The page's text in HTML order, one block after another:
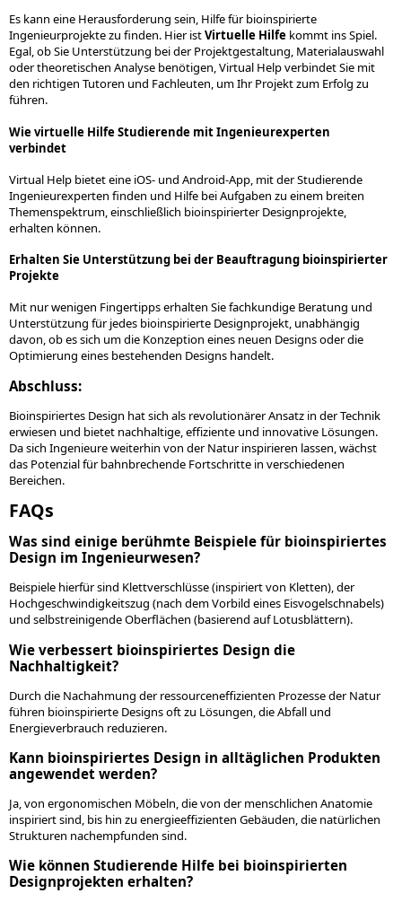
Es kann eine Herausforderung sein, Hilfe für bioinspirierte
Ingenieurprojekte zu finden. Hier istVirtuelle Hilfe kommt ins Spiel.
Egal, ob Sie Unterstützung bei der Projektgestaltung, Materialauswahl
oder theoretischen Analyse benötigen, Virtual Help verbindet Sie mit
den richtigen Tutoren und Fachleuten, um Ihr Projekt zum Erfolg zu
führen.
Wie virtuelle Hilfe Studierende mit Ingenieurexperten
verbindet
Virtual Help bietet eine iOS- und Android-App, mit der Studierende
Ingenieurexperten finden und Hilfe bei Aufgaben zu einem breiten
Themenspektrum, einschließlich bioinspirierter Designprojekte,
erhalten können.
Erhalten Sie Unterstützung bei der Beauftragung bioinspirierter
Projekte
Mit nur wenigen Fingertipps erhalten Sie fachkundige Beratung und
Unterstützung für jedes bioinspirierte Designprojekt, unabhängig
davon, ob es sich um die Konzeption eines neuen Designs oder die
Optimierung eines bestehenden Designs handelt.
Abschluss:
Bioinspiriertes Design hat sich als revolutionärer Ansatz in der Technik
erwiesen und bietet nachhaltige, effiziente und innovative Lösungen.
Da sich Ingenieure weiterhin von der Natur inspirieren lassen, wächst
das Potenzial für bahnbrechende Fortschritte in verschiedenen
Bereichen.
FAQs
Was sind einige berühmte Beispiele für bioinspiriertes
Design im Ingenieurwesen?
Beispiele hierfür sind Klettverschlüsse (inspiriert von Kletten), der
Hochgeschwindigkeitszug (nach dem Vorbild eines Eisvogelschnabels)
und selbstreinigende Oberflächen (basierend auf Lotusblättern).
Wie verbessert bioinspiriertes Design die
Nachhaltigkeit?
Durch die Nachahmung der ressourceneffizienten Prozesse der Natur
führen bioinspirierte Designs oft zu Lösungen, die Abfall und
Energieverbrauch reduzieren.
Kann bioinspiriertes Design in alltäglichen Produkten
angewendet werden?
Ja, von ergonomischen Möbeln, die von der menschlichen Anatomie
inspiriert sind, bis hin zu energieeffizienten Gebäuden, die natürlichen
Strukturen nachempfunden sind.
Wie können Studierende Hilfe bei bioinspirierten
Designprojekten erhalten?